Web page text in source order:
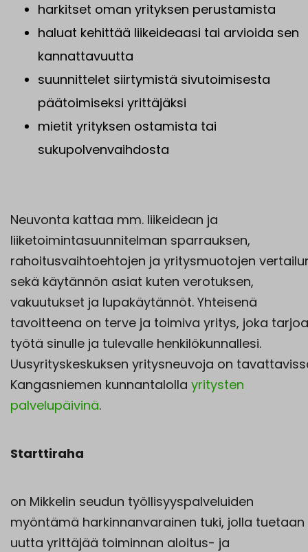
harkitset oman yrityksen perustamista
haluat kehittää liikeideaasi tai arvioida sen
kannattavuutta
suunnittelet siirtymistä sivutoimisesta
päätoimiseksi yrittäjäksi
mietit yrityksen ostamista tai
sukupolvenvaihdosta
Neuvonta kattaa mm. liikeidean ja
liiketoimintasuunnitelman sparrauksen,
rahoitusvaihtoehtojen ja yritysmuotojen
sekä käytännön asiat kuten verotuksen,
vakuutukset ja lupakäytännöt. Yhteisenä
tavoitteena on terve ja toimiva yritys, joka
työtä sinulle ja tulevalle henkilökunnallesi.
Uusyrityskeskuksen yritysneuvoja on
Kangasniemen kunnantalolla yritysten
palvelupäivinä.
Starttiraha
on Mikkelin seudun työllisyyspalveluiden
myöntämä harkinnanvarainen tuki, jolla tuetaan
uutta yrittäjää toiminnan aloitus- ja